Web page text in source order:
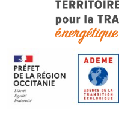
TOTEn
d’Occitanie